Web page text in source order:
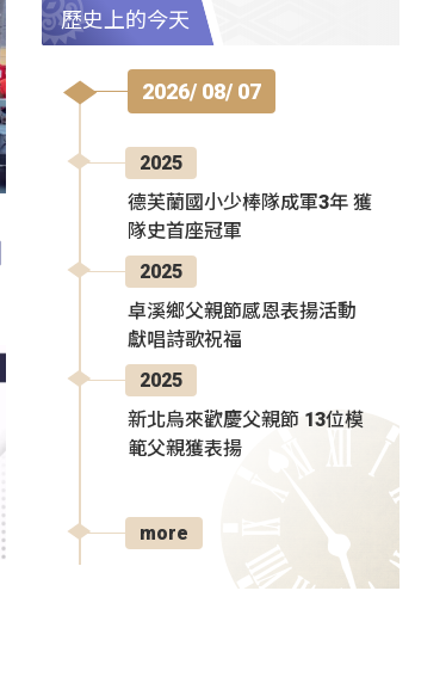
歷史上的今天
2026/ 08/ 07
2025
德芙蘭國小少棒隊成軍3年 獲
隊史首座冠軍
2025
卓溪鄉父親節感恩表揚活動
獻唱詩歌祝福
2025
新北烏來歡慶父親節 13位模
範父親獲表揚
more